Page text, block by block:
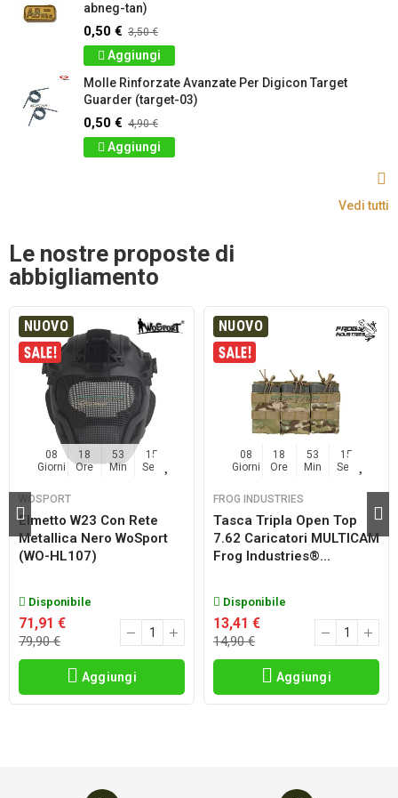
abneg-tan)
0,50 € 3,50 €
Aggiungi
Molle Rinforzate Avanzate Per Digicon Target
Guarder (target-03)
0,50 € 4,90 €
Aggiungi
Vedi tutti
Le nostre proposte di
abbigliamento
NUOVO
08
Giorni
18
Ore
53
Min
14
Sec
WOSPORT
Elmetto W23 Con Rete
Metallica Nero WoSport
(WO-HL107)
Disponibile
71,91 €
79,90 €
Aggiungi
NUOVO
08
Giorni
18
Ore
53
Min
14
Sec
FROG INDUSTRIES
Tasca Tripla Open Top
7.62 Caricatori MULTICAM
Frog Industries®...
Disponibile
13,41 €
14,90 €
Aggiungi